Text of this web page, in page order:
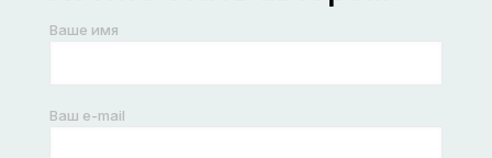
Ваше имя
Ваш e-mail